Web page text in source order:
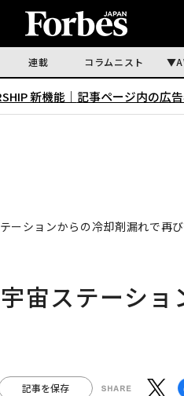
連載 コラムニスト
新機能｜ 記事ページ内の広
ーションからの冷却剤漏れで再
宙ステーショ
記事を保存